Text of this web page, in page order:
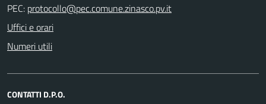
PEC:
Uffici e orari
Numeri utili
CONTATTI D.P.O.